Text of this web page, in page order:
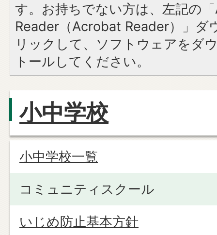
す。お持ちでない方は、左記の
Reader（Acrobat Reader）」ダ
リックして、ソフトウェアをダ
トールしてください。
小中学校
小中学校一覧
コミュニティスクール
いじめ防止基本方針